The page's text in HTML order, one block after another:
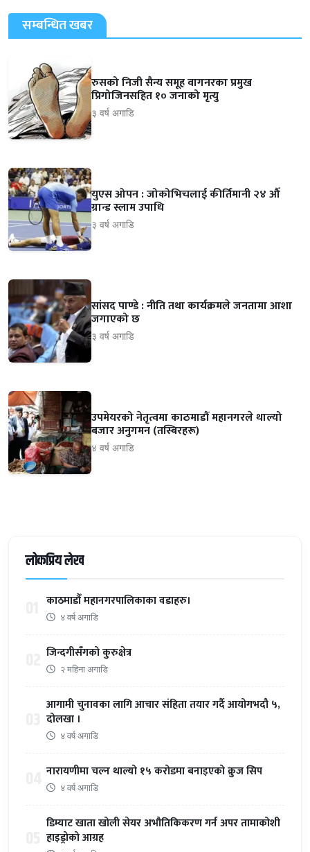
सम्बन्धित खबर
रुसको निजी सैन्य समूह वागनरका प्रमुख
प्रिगोजिनसहित १० जनाको मृत्यु
३ वर्ष अगाडि
युएस ओपन : जोकोभिचलाई कीर्तिमानी २४ औँ
ग्रान्ड स्लाम उपाधि
३ वर्ष अगाडि
सांसद पाण्डे : नीति तथा कार्यक्रमले जनतामा आशा
जगाएको छ
३ वर्ष अगाडि
उपमेयरको नेतृत्वमा काठमाडौं महानगरले थाल्यो
बजार अनुगमन (तस्बिरहरू)
४ वर्ष अगाडि
लोकप्रिय लेख
काठमाडौँ महानगरपालिकाका वडाहरु।
४ वर्ष अगाडि
जिन्दगीसँगको कुरुक्षेत्र
२ महिना अगाडि
आगामी चुनावका लागि आचार संहिता तयार गर्दै आयोगभदौ ५,
दोलखा ।
४ वर्ष अगाडि
नारायणीमा चल्न थाल्यो १५ करोडमा बनाइएको क्रुज सिप
४ वर्ष अगाडि
डिम्याट खाता खोली सेयर अभौतिकिकरण गर्न अपर तामाकोशी
हाइड्रोको आग्रह